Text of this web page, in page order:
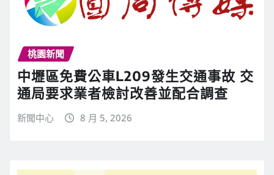
桃園新聞
中壢區免費公車L209發生交通事故 交
通局要求業者檢討改善並配合調查
新聞中心 8 月 5, 2026